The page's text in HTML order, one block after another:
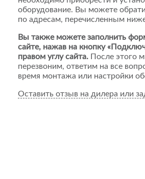
оборудование. Вы можете
по адресам, перечисленным
Вы также можете заполнить
сайте, нажав на кнопку
правом углу сайта. После этого
перезвоним, ответим на все
время монтажа или настройки
Оставить отзыв на дилера или